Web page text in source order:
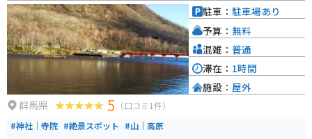
群馬県 5 （口コミ1件）
#神社｜寺院 #絶景スポット #山｜高原
駐車： 駐車場あり
予算： 無料
混雑： 普通
滞在： 1時間
施設： 屋外